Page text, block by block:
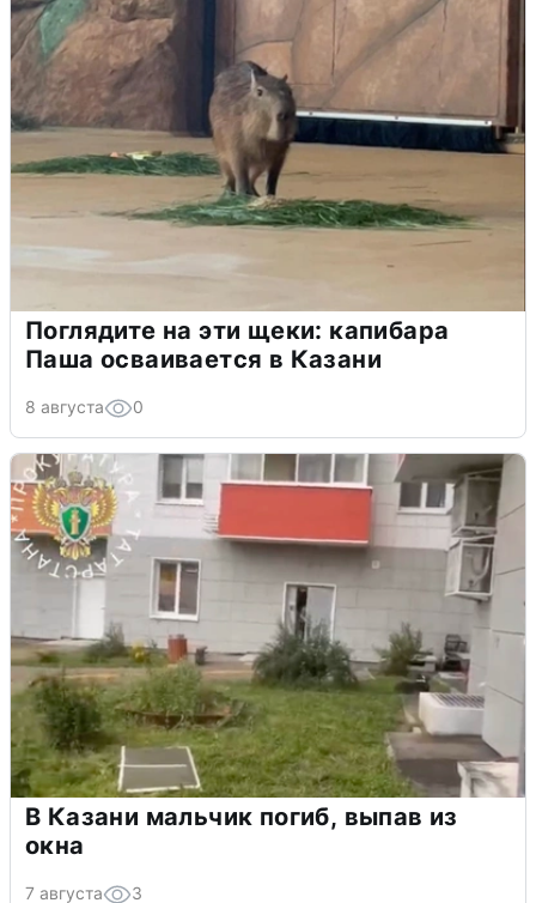
Поглядите на эти щеки: капибара
Паша осваивается в Казани
8 августа 0
В Казани мальчик погиб, выпав из
окна
7 августа 3